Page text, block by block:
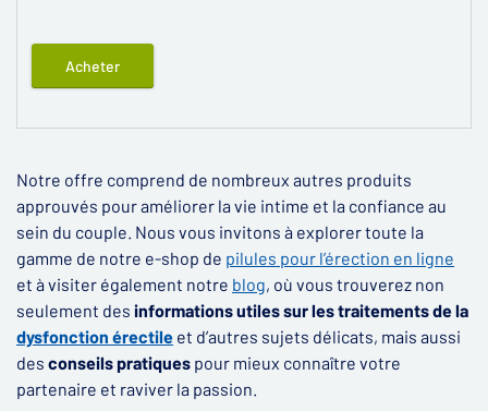
Acheter
Notre offre comprend de nombreux autres produits
approuvés pour améliorer la vie intime et la confiance au
sein du couple. Nous vous invitons à explorer toute la
gamme de notre e-shop de pilules pour l’érection en ligne
et à visiter également notre blog, où vous trouverez non
seulement des informations utiles sur les traitements de la
dysfonction érectile et d’autres sujets délicats, mais aussi
des conseils pratiques pour mieux connaître votre
partenaire et raviver la passion.